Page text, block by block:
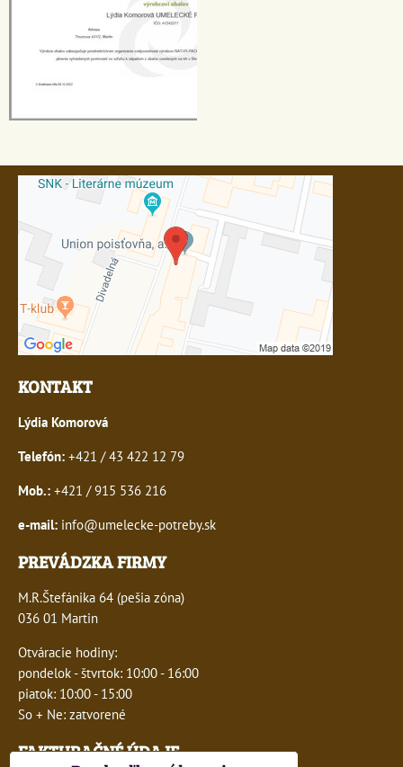
KONTAKT
Lýdia Komorová
Telefón: +421 / 43 422 12 79
Mob.: +421 / 915 536 216
e-mail: info@umelecke-potreby.sk
PREVÁDZKA FIRMY
M.R.Štefánika 64 (pešia zóna)
036 01 Martin
Otváracie hodiny:
pondelok - štvrtok: 10:00 - 16:00
piatok: 10:00 - 15:00
So + Ne: zatvorené
FAKTURAČNÉ ÚDAJE